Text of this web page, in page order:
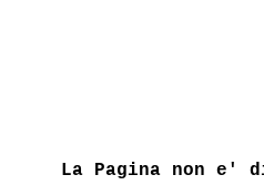
La Pagina non e'